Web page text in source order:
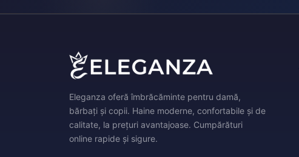
Eleganza oferă îmbrăcăminte pentru damă,
bărbați și copii. Haine moderne, confortabile și de
calitate, la prețuri avantajoase. Cumpărături
online rapide și sigure.